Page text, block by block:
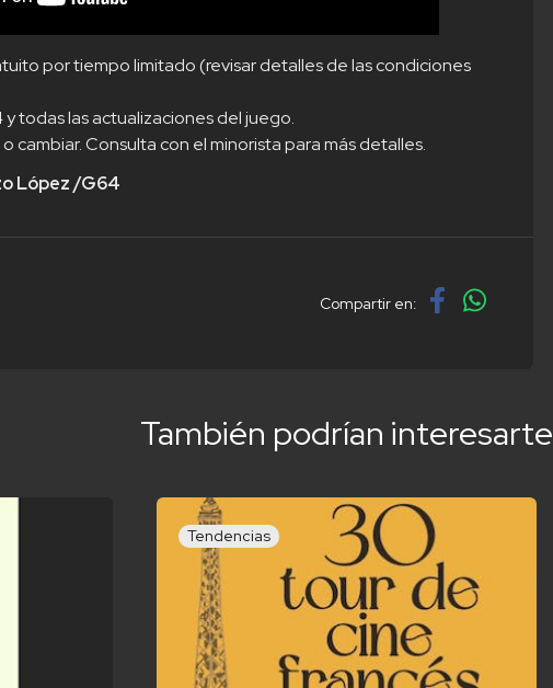
por tiempo limitado (revisar detalles de las condiciones
y todas las actualizaciones del juego.
cambiar. Consulta con el minorista para más detalles.
López /G64
Compartir en:
También podrían interesarte
Tendencias